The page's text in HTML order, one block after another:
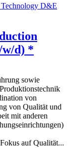
w/d) *
sowie
von
von Qualität und
mit anderen
auf Qualität...